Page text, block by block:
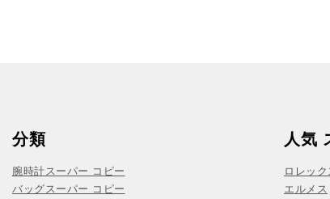
分類
腕時計スーパー コピー
バッグスーパー コピー
人気
ロレック
エルメス